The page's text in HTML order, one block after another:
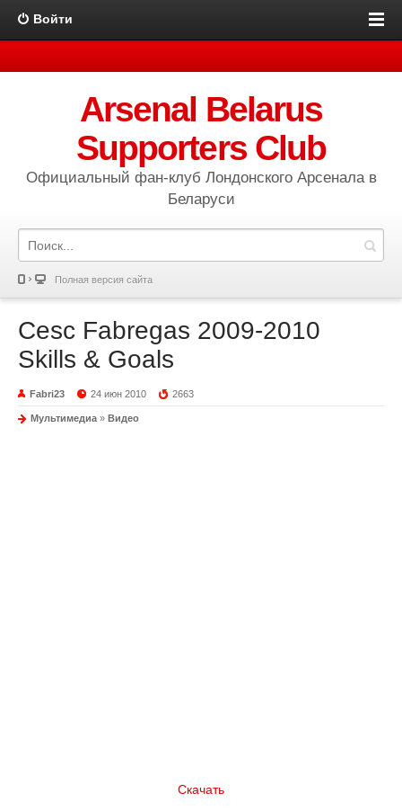
Войти
Arsenal Belarus
Supporters Club
Официальный фан-клуб Лондонского Арсенала в
Беларуси
Полная версия сайта
Cesc Fabregas 2009-2010
Skills & Goals
Fabri23 24 июн 2010 2663
Мультимедиа » Видео
Скачать